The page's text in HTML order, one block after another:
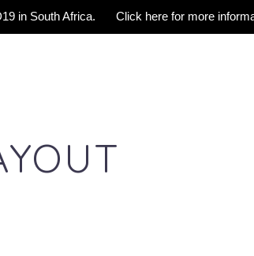
in South Africa. Click here for more